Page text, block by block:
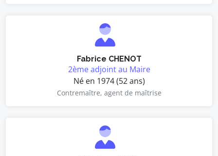
Fabrice CHENOT
2ème adjoint au Maire
Né en 1974 (52 ans)
Contremaître, agent de maîtrise